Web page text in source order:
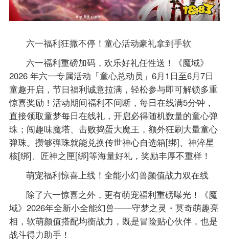
六一福利狂撒不停！童心活动豪礼拿到手软
六一福利重磅加码，欢乐好礼任性送！《魔域》
2026 年六一专属活动「童心总动员」6月1日至6月7日
童趣开启，节日福利诚意拉满，轻松参与即可解锁多重
惊喜奖励！活动期间福利不间断，每日在线满5分钟，
直接领取童梦每日在线礼，开启必得随机数量的童心弹
珠；闯趣味魔塔、击败捣蛋大魔王，额外狂刷大量童心
弹珠。攒够弹珠就能兑换传世神心自选箱[绑]、神淬星
核[绑]、匠神之匣[绑]等海量好礼，奖励丰厚不重样！
萌宠福利惊喜上线！全能小幻兽颜值战力双在线
除了六一惊喜之外，更有萌宠福利重磅曝光！《魔
域》2026年全新小全能幻兽——守梦之灵・莫奇萌趣亮
相，软萌颜值搭配均衡战力，既是冒险贴心伙伴，也是
战斗得力助手！